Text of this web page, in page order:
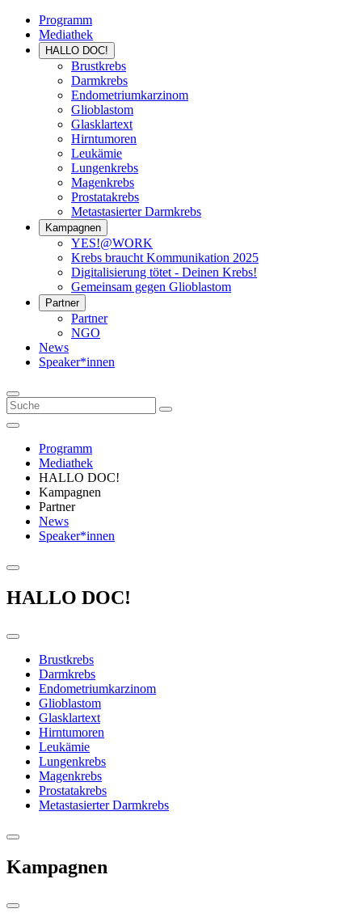
Programm
Mediathek
HALLO DOC!
Brustkrebs
Darmkrebs
Endometriumkarzinom
Glioblastom
Glasklartext
Hirntumoren
Leukämie
Lungenkrebs
Magenkrebs
Prostatakrebs
Metastasierter Darmkrebs
Kampagnen
YES!@WORK
Krebs braucht Kommunikation 2025
Digitalisierung tötet - Deinen Krebs!
Gemeinsam gegen Glioblastom
Partner
Partner
NGO
News
Speaker*innen
Programm
Mediathek
HALLO DOC!
Kampagnen
Partner
News
Speaker*innen
HALLO DOC!
Brustkrebs
Darmkrebs
Endometriumkarzinom
Glioblastom
Glasklartext
Hirntumoren
Leukämie
Lungenkrebs
Magenkrebs
Prostatakrebs
Metastasierter Darmkrebs
Kampagnen